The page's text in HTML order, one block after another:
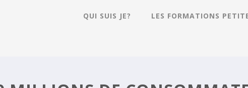
QUI SUIS JE? LES FORMATIONS